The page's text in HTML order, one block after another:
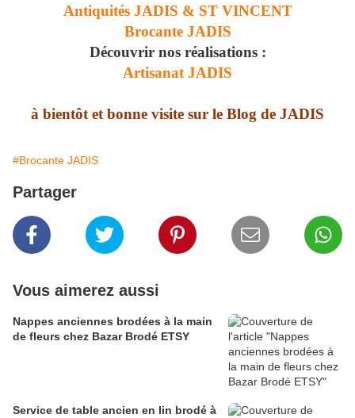
Antiquités JADIS & ST VINCENT
Brocante JADIS
Découvrir nos réalisations :
Artisanat JADIS
à bientôt et bonne visite sur le Blog de JADIS
#Brocante JADIS
Partager
Vous aimerez aussi
Nappes anciennes brodées à la main
de fleurs chez Bazar Brodé ETSY
Service de table ancien en lin brodé à